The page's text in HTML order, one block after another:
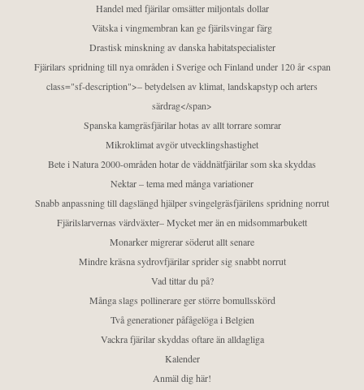
Handel med fjärilar omsätter miljontals dollar
Vätska i vingmembran kan ge fjärilsvingar färg
Drastisk minskning av danska habitatspecialister
Fjärilars spridning till nya områden i Sverige och Finland under 120 år <span
class="sf-description">– betydelsen av klimat, landskapstyp och arters
särdrag</span>
Spanska kamgräsfjärilar hotas av allt torrare somrar
Mikroklimat avgör utvecklingshastighet
Bete i Natura 2000-områden hotar de väddnätfjärilar som ska skyddas
Nektar – tema med många variationer
Snabb anpassning till dagslängd hjälper svingelgräsfjärilens spridning norrut
Fjärilslarvernas värdväxter– Mycket mer än en midsommarbukett
Monarker migrerar söderut allt senare
Mindre kräsna sydrovfjärilar sprider sig snabbt norrut
Vad tittar du på?
Många slags pollinerare ger större bomullsskörd
Två generationer påfågelöga i Belgien
Vackra fjärilar skyddas oftare än alldagliga
Kalender
Anmäl dig här!